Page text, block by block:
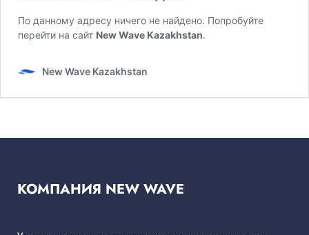
КОМПАНИЯ NEW WAVE